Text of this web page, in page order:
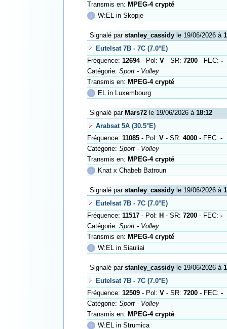
Transmis en: MPEG-4 crypté
ℹ
W:EL in Skopje
Signalé par stanley_cassidyle 19/06/2026 à
Eutelsat 7B - 7C (7.0°E)
Fréquence: 12694- Pol: V- SR: 7200- FEC: -
Catégorie: Sport - Volley
Transmis en: MPEG-4 crypté
ℹ
EL in Luxembourg
Signalé par Mars72le 19/06/2026 à 18:12
Arabsat 5A (30.5°E)
Fréquence: 11085- Pol: V- SR: 4000- FEC: -
Catégorie: Sport - Volley
Transmis en: MPEG-4 crypté
ℹ
Knat x Chabeb Batroun
Signalé par stanley_cassidyle 19/06/2026 à
Eutelsat 7B - 7C (7.0°E)
Fréquence: 11517- Pol: H - SR: 7200- FEC: -
Catégorie: Sport - Volley
Transmis en: MPEG-4 crypté
ℹ
W:EL in Siauliai
Signalé par stanley_cassidyle 19/06/2026 à
Eutelsat 7B - 7C (7.0°E)
Fréquence: 12509- Pol: V- SR: 7200- FEC: -
Catégorie: Sport - Volley
Transmis en: MPEG-4 crypté
ℹ
W:EL in Strumica